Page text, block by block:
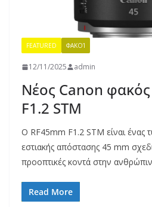
FEATURED ΦΑΚΟΊ
12/11/2025 admin
Νέος Canon
F1.2 STM
Ο RF45mm F1.2 STM είναι ένας
εστιακής απόστασης 45 mm
προοπτικές κοντά στην
Read More